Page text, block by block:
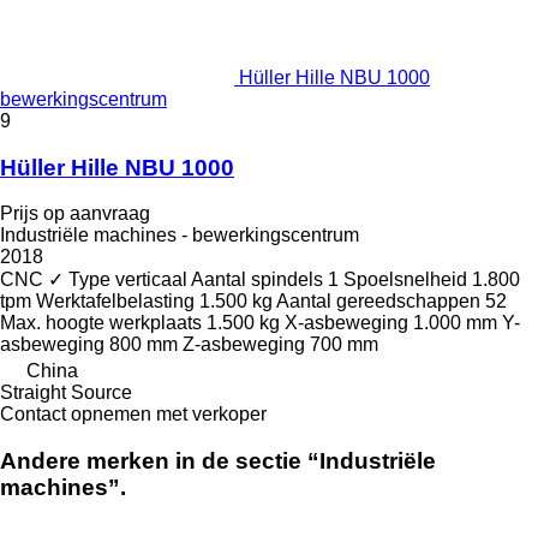
Hüller Hille NBU 1000
bewerkingscentrum
9
Hüller Hille NBU 1000
Prijs op aanvraag
Industriële machines - bewerkingscentrum
2018
CNC ✓ Type verticaal Aantal spindels 1 Spoelsnelheid 1.800
tpm Werktafelbelasting 1.500 kg Aantal gereedschappen 52
Max. hoogte werkplaats 1.500 kg X-asbeweging 1.000 mm Y-
asbeweging 800 mm Z-asbeweging 700 mm
China
Straight Source
Contact opnemen met verkoper
Andere merken in de sectie “Industriële
machines”.